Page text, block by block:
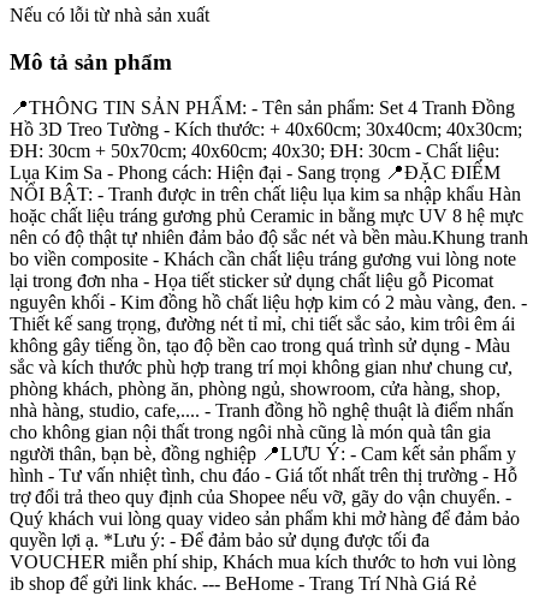
Nếu có lỗi từ nhà sản xuất
Mô tả sản phẩm
📍THÔNG TIN SẢN PHẨM: - Tên sản phẩm: Set 4 Tranh Đồng
Hồ 3D Treo Tường - Kích thước: + 40x60cm; 30x40cm; 40x30cm;
ĐH: 30cm + 50x70cm; 40x60cm; 40x30; ĐH: 30cm - Chất liệu:
Lụa Kim Sa - Phong cách: Hiện đại - Sang trọng 📍ĐẶC ĐIỂM
NỔI BẬT: - Tranh được in trên chất liệu lụa kim sa nhập khẩu Hàn
hoặc chất liệu tráng gương phủ Ceramic in bằng mực UV 8 hệ mực
nên có độ thật tự nhiên đảm bảo độ sắc nét và bền màu.Khung tranh
bo viền composite - Khách cần chất liệu tráng gương vui lòng note
lại trong đơn nha - Họa tiết sticker sử dụng chất liệu gỗ Picomat
nguyên khối - Kim đồng hồ chất liệu hợp kim có 2 màu vàng, đen. -
Thiết kế sang trọng, đường nét tỉ mỉ, chi tiết sắc sảo, kim trôi êm ái
không gây tiếng ồn, tạo độ bền cao trong quá trình sử dụng - Màu
sắc và kích thước phù hợp trang trí mọi không gian như chung cư,
phòng khách, phòng ăn, phòng ngủ, showroom, cửa hàng, shop,
nhà hàng, studio, cafe,.... - Tranh đồng hồ nghệ thuật là điểm nhấn
cho không gian nội thất trong ngôi nhà cũng là món quà tân gia
người thân, bạn bè, đồng nghiệp 📍LƯU Ý: - Cam kết sản phẩm y
hình - Tư vấn nhiệt tình, chu đáo - Giá tốt nhất trên thị trường - Hỗ
trợ đổi trả theo quy định của Shopee nếu vỡ, gãy do vận chuyển. -
Quý khách vui lòng quay video sản phẩm khi mở hàng để đảm bảo
quyền lợi ạ. *Lưu ý: - Để đảm bảo sử dụng được tối đa
VOUCHER miễn phí ship, Khách mua kích thước to hơn vui lòng
ib shop để gửi link khác. --- BeHome - Trang Trí Nhà Giá Rẻ